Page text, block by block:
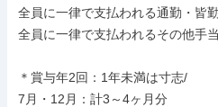
全員に一律で支払われる通勤・皆
全員に一律で支払われるその他手
＊賞与年2回：1年未満は寸志/
7月・12月：計3～4ヶ月分